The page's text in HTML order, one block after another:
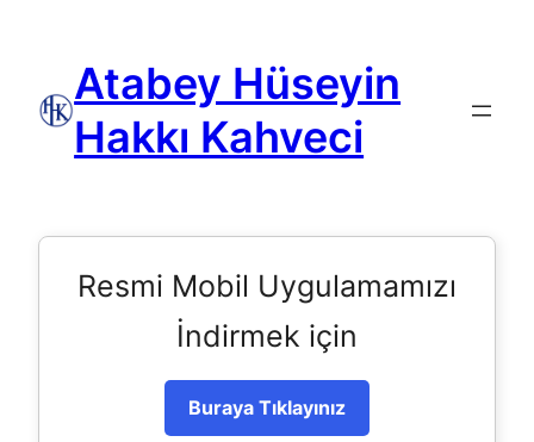
Atabey Hüseyin
Hakkı Kahveci
Resmi Mobil Uygulamamızı
İndirmek için
Buraya Tıklayınız